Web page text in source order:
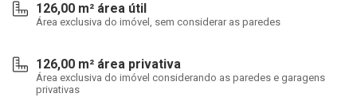
126,00 m² área útil
Área exclusiva do imóvel, sem considerar as paredes
126,00 m² área privativa
Área exclusiva do imóvel considerando as paredes e garagens
privativas